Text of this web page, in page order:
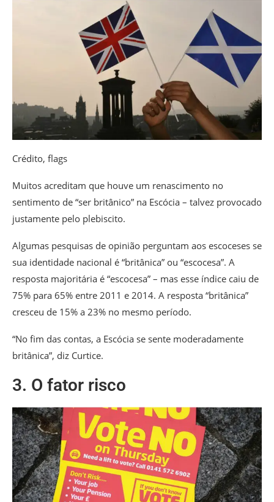
Crédito, flags
Muitos acreditam que houve um renascimento no
sentimento de “ser britânico” na Escócia – talvez provocado
justamente pelo plebiscito.
Algumas pesquisas de opinião perguntam aos escoceses se
sua identidade nacional é “britânica” ou “escocesa”. A
resposta majoritária é “escocesa” – mas esse índice caiu de
75% para 65% entre 2011 e 2014. A resposta “britânica”
cresceu de 15% a 23% no mesmo período.
“No fim das contas, a Escócia se sente moderadamente
britânica”, diz Curtice.
3. O fator risco